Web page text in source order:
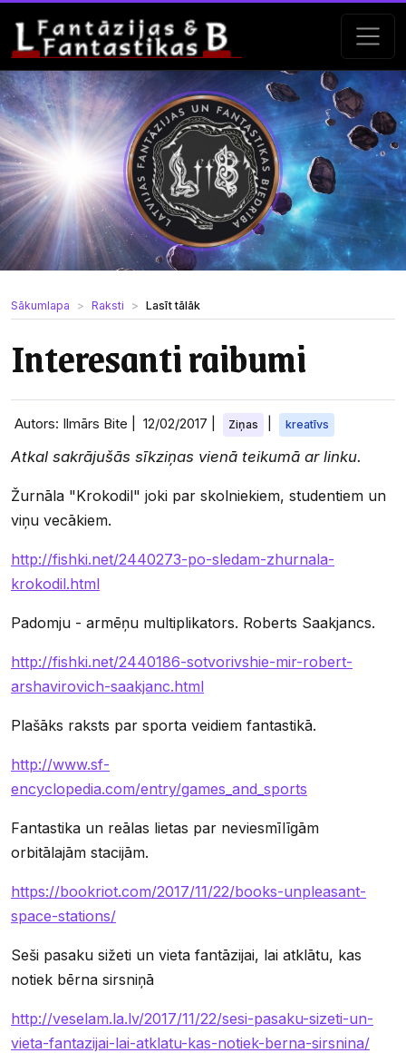
Sākumlapa Raksti Lasīt tālāk
Interesanti raibumi
Autors: Ilmārs Bite | 12/02/2017 Ziņas kreatīvs
Atkal sakrājušās sīkziņas vienā teikumā ar linku.
Žurnāla "Krokodil" joki par skolniekiem, studentiem un
viņu vecākiem.
http://fishki.net/2440273-po-sledam-zhurnala-
krokodil.html
Padomju - armēņu multiplikators. Roberts Saakjancs.
http://fishki.net/2440186-sotvorivshie-mir-robert-
arshavirovich-saakjanc.html
Plašāks raksts par sporta veidiem fantastikā.
http://www.sf-
encyclopedia.com/entry/games_and_sports
Fantastika un reālas lietas par neviesmīlīgām
orbitālajām stacijām.
https://bookriot.com/2017/11/22/books-unpleasant-
space-stations/
Seši pasaku sižeti un vieta fantāzijai, lai atklātu, kas
notiek bērna sirsniņā
http://veselam.la.lv/2017/11/22/sesi-pasaku-sizeti-un-
vieta-fantazijai-lai-atklatu-kas-notiek-berna-sirsnina/